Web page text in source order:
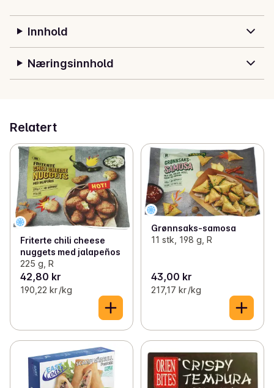
Innhold
Næringsinnhold
Relatert
Friterte chili cheese
nuggets med jalapeños
225 g, R
42,80 kr
190,22 kr /kg
Grønnsaks-samosa
11 stk, 198 g, R
43,00 kr
217,17 kr /kg